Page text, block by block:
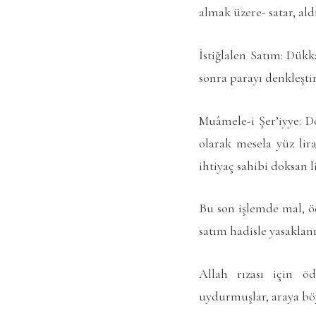
almak üzere- satar,
İstiğlalen Satım:
sonra parayı
Muâmele-i Şer’iyye:
olarak mesela yüz
ihtiyaç sahibi doksan
Bu son işlemde mal,
satım hadisle
Allah rızası için
uydurmuşlar, araya